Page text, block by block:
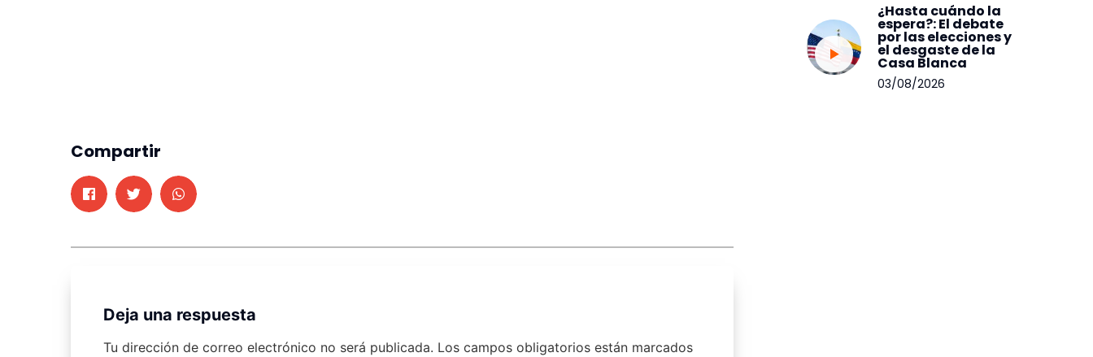
Compartir
Deja una respuesta
Tu dirección de correo electrónico no será publicada. Los campos obligatorios están marcados
¿Hasta cuándo la
espera?: El debate
por las elecciones y
el desgaste de la
Casa Blanca
03/08/2026